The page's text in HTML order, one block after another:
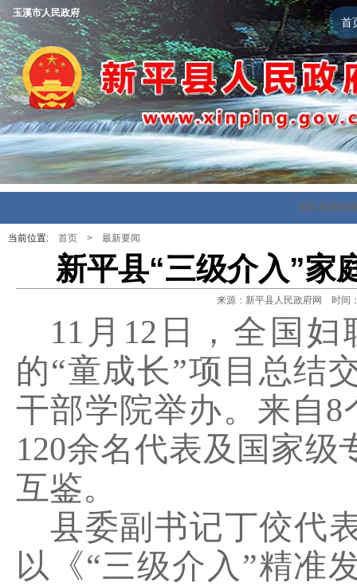
首
玉溪市人民政府
首页 政府信
当前位置: 首页 > 最新要闻
新平县“三级介入”家
来源：新平县人民政府网 时间
11 月 12 日，全国
的“童成长”项目总结
干部学院举办。来自8
120余名代表及国家级
互鉴。
县委副书记丁佼代
以《“三级介入”精准